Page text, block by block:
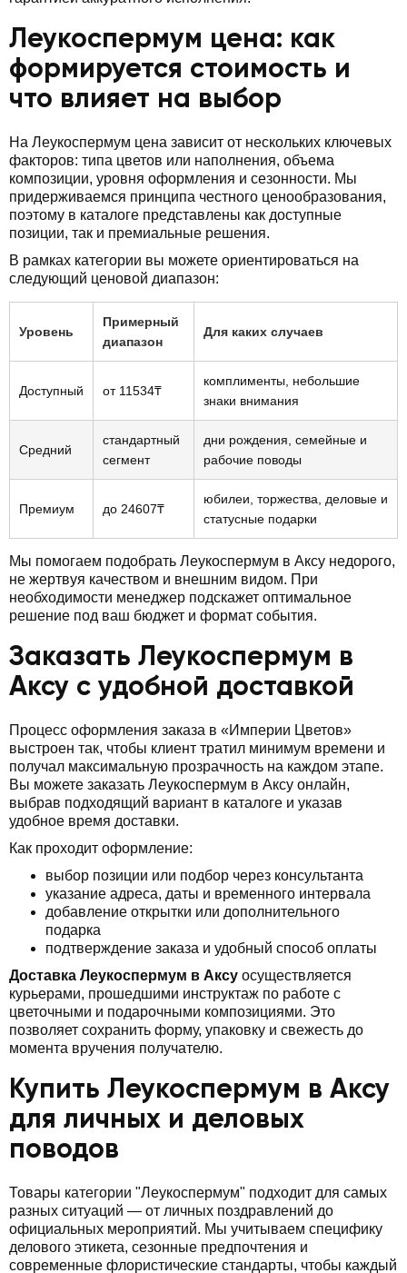
Леукоспермум цена: как
формируется стоимость и
что влияет на выбор
На Леукоспермум цена зависит от нескольких ключевых
факторов: типа цветов или наполнения, объема
композиции, уровня оформления и сезонности. Мы
придерживаемся принципа честного ценообразования,
поэтому в каталоге представлены как доступные
позиции, так и премиальные решения.
В рамках категории вы можете ориентироваться на
следующий ценовой диапазон:
Уровень
Примерный
диапазон
Для каких случаев
Доступный от 11534₸
комплименты, небольшие
знаки внимания
Средний
стандартный
сегмент
дни рождения, семейные и
рабочие поводы
Премиум до 24607₸
юбилеи, торжества, деловые и
статусные подарки
Мы помогаем подобрать Леукоспермум в Аксу недорого,
не жертвуя качеством и внешним видом. При
необходимости менеджер подскажет оптимальное
решение под ваш бюджет и формат события.
Заказать Леукоспермум в
Аксу с удобной доставкой
Процесс оформления заказа в «Империи Цветов»
выстроен так, чтобы клиент тратил минимум времени и
получал максимальную прозрачность на каждом этапе.
Вы можете заказать Леукоспермум в Аксу онлайн,
выбрав подходящий вариант в каталоге и указав
удобное время доставки.
Как проходит оформление:
выбор позиции или подбор через консультанта
указание адреса, даты и временного интервала
добавление открытки или дополнительного
подарка
подтверждение заказа и удобный способ оплаты
Доставка Леукоспермум в Аксу осуществляется
курьерами, прошедшими инструктаж по работе с
цветочными и подарочными композициями. Это
позволяет сохранить форму, упаковку и свежесть до
момента вручения получателю.
Купить Леукоспермум в Аксу
для личных и деловых
поводов
Товары категории "Леукоспермум" подходит для самых
разных ситуаций — от личных поздравлений до
официальных мероприятий. Мы учитываем специфику
делового этикета, сезонные предпочтения и
современные флористические стандарты, чтобы каждый